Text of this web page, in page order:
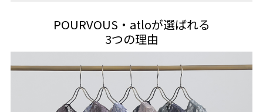
38 88 56 55 32
【パンツ】
サイズ
ウエス ヒップ 着丈 股上 股下 わたり 裾幅
68 96 91 26 67
POURVOUS・atloが選ばれる
3つの理由